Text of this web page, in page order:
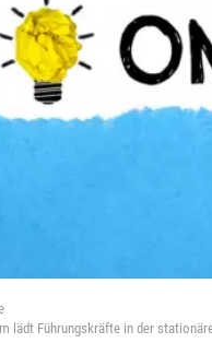
lädt Führungskräfte in der